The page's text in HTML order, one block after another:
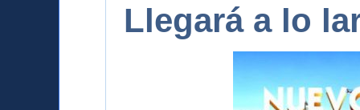
Llegará a lo